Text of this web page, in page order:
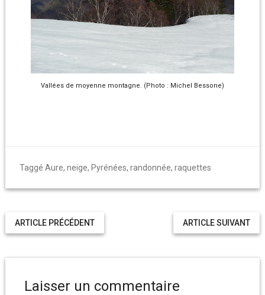
Vallées de moyenne montagne. (Photo : Michel Bessone)
Taggé Aure, neige, Pyrénées, randonnée, raquettes
ARTICLE SUIVANT
ARTICLE PRÉCÉDENT
Laisser un commentaire